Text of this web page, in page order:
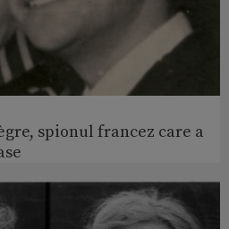
spionul francez care a